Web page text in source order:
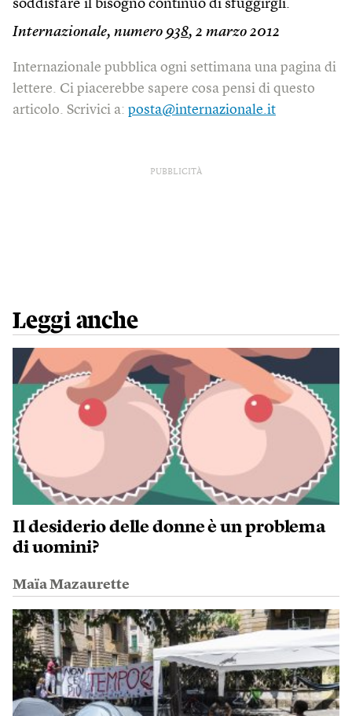
soddisfare il bisogno continuo di sfuggirgli.
Internazionale, numero 938, 2 marzo 2012
Internazionale pubblica ogni settimana una pagina di
lettere. Ci piacerebbe sapere cosa pensi di questo
articolo. Scrivici a: posta@internazionale.it
PUBBLICITÀ
Leggi anche
Il desiderio delle donne è un problema
di uomini?
Maïa Mazaurette